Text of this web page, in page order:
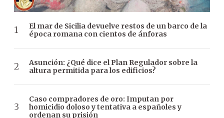
El mar de Sicilia devuelve restos de un barco de la
época romana con cientos de ánforas
Asunción: ¿Qué dice el Plan Regulador sobre la
altura permitida para los edificios?
Caso compradores de oro: Imputan por
homicidio doloso y tentativa a españoles y
ordenan su prisión